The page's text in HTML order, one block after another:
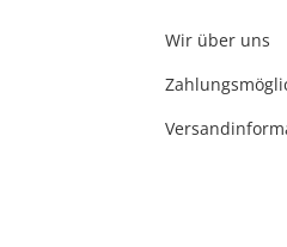
Wir über uns